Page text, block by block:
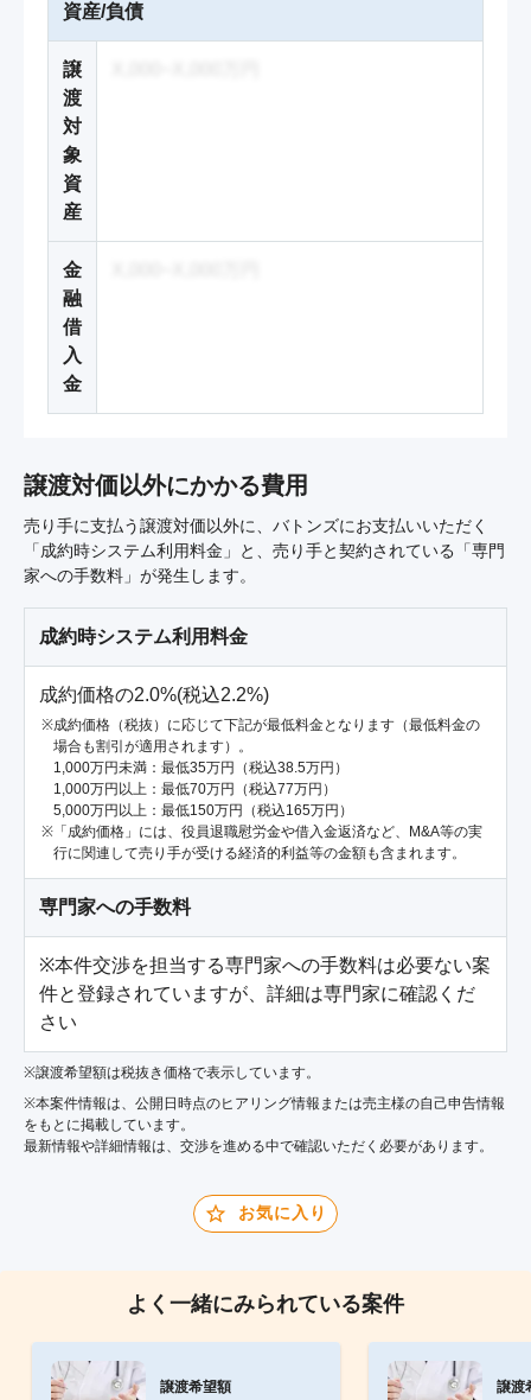
資産/負債
譲
渡
対
象
資
産
金
融
借
入
金
譲渡対価以外にかかる費用
売り手に支払う譲渡対価以外に、バトンズにお支払いいただく
「成約時システム利用料金」と、売り手と契約されている「専門
家への手数料」が発生します。
成約時システム利用料金
成約価格の2.0%(税込2.2%)
成約価格（税抜）に応じて下記が最低料金となります（最低料金の
場合も割引が適用されます）。
1,000万円未満：最低35万円（税込38.5万円）
1,000万円以上：最低70万円（税込77万円）
5,000万円以上：最低150万円（税込165万円）
「成約価格」には、役員退職慰労金や借入金返済など、M&A等の実
行に関連して売り手が受ける経済的利益等の金額も含まれます。
専門家への手数料
※本件交渉を担当する専門家への手数料は必要ない案
件と登録されていますが、詳細は専門家に確認くだ
さい
※譲渡希望額は税抜き価格で表示しています。
※本案件情報は、公開日時点のヒアリング情報または売主様の自己申告情報
をもとに掲載しています。
最新情報や詳細情報は、交渉を進める中で確認いただく必要があります。
お気に入り
よく一緒にみられている案件
譲渡希望額 譲渡